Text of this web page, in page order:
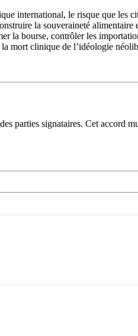
international, le risque que les
la souveraineté alimentaire
la bourse, contrôler les
mort clinique de l’idéologie
parties signataires. Cet accord